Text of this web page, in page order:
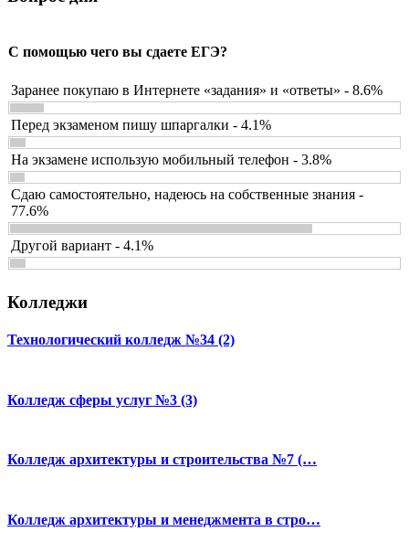
С помощью чего вы сдаете ЕГЭ?
Заранее покупаю в Интернете «задания» и «ответы» - 8.6%
Перед экзаменом пишу шпаргалки - 4.1%
На экзамене использую мобильный телефон - 3.8%
Сдаю самостоятельно, надеюсь на собственные знания -
77.6%
Другой вариант - 4.1%
Колледжи
Технологический колледж №34 (2)
Колледж сферы услуг №3 (3)
Колледж архитектуры и строительства №7 (…
Колледж архитектуры и менеджмента в стро…